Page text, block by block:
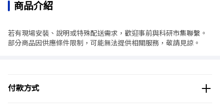
商品介紹
若有現場安裝、說明或特殊配送需求，歡迎事前與科研市集聯繫。
部分商品因供應條件限制，可能無法提供相關服務，敬請見諒。
付款方式